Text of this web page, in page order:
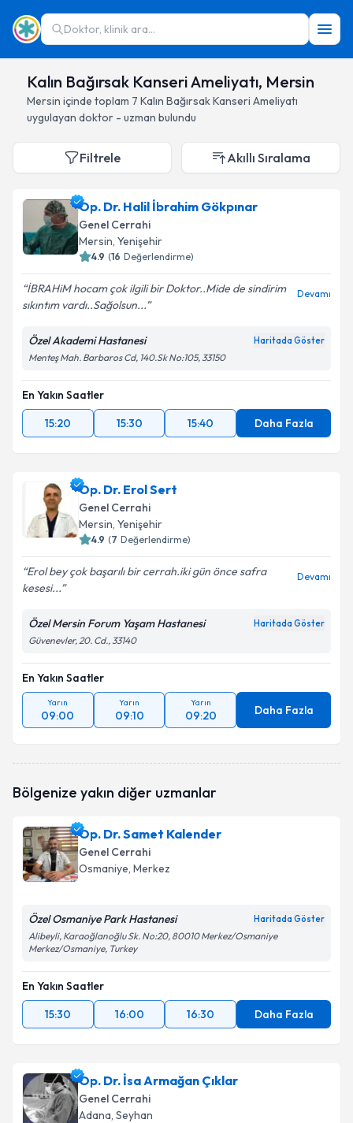
Doktor, klinik ara...
Kalın Bağırsak Kanseri Ameliyatı, Mersin
Mersin içinde toplam 7 Kalın Bağırsak Kanseri Ameliyatı
uygulayan doktor - uzman bulundu
Filtrele Akıllı Sıralama
Op. Dr. Halil İbrahim Gökpınar
Genel Cerrahi
Mersin, Yenişehir
4.9 (16 Değerlendirme)
İBRAHiM hocam çok ilgili bir Doktor..Mide de sindirim
sıkıntım vardı..Sağolsun...
Devamı
Özel Akademi Hastanesi Haritada Göster
Menteş Mah. Barbaros Cd, 140.Sk No:105, 33150
En Yakın Saatler
15:20
15:30 15:40 Daha Fazla
Op. Dr. Erol Sert
Genel Cerrahi
Mersin, Yenişehir
4.9 (7 Değerlendirme)
Erol bey çok başarılı bir cerrah.iki gün önce safra
kesesi...
Devamı
Özel Mersin Forum Yaşam Hastanesi Haritada Göster
Güvenevler, 20. Cd., 33140
En Yakın Saatler
Yarın
09:00
Yarın
09:10
Yarın
09:20 Daha Fazla
Bölgenize yakın diğer uzmanlar
Op. Dr. Samet Kalender
Genel Cerrahi
Osmaniye, Merkez
Özel Osmaniye Park Hastanesi Haritada Göster
Alibeyli, Karaoğlanoğlu Sk. No:20, 80010 Merkez/Osmaniye
Merkez/Osmaniye, Turkey
En Yakın Saatler
15:30
16:00 16:30 Daha Fazla
Op. Dr. İsa Armağan Çıklar
Genel Cerrahi
Adana, Seyhan